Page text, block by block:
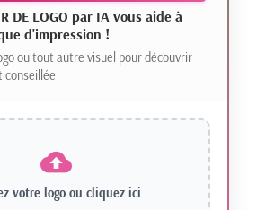
DE LOGO par IA vous aide à
d'impression !
ou tout autre visuel pour découvrir
conseillée
votre logo ou cliquez ici